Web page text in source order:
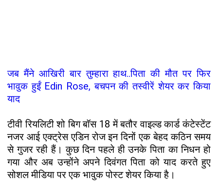
जब मैंने आखिरी बार तुम्हारा हाथ..पिता की मौत पर फिर
भावुक हुईं Edin Rose, बचपन की तस्वीरें शेयर कर किया
याद
टीवी रियलिटी शो बिग बॉस 18 में बतौर वाइल्ड कार्ड कंटेस्टेंट
नजर आई एक्ट्रेस एडिन रोज इन दिनों एक बेहद कठिन समय
से गुजर रही हैं। कुछ दिन पहले ही उनके पिता का निधन हो
गया और अब उन्होंने अपने दिवंगत पिता को याद करते हुए
सोशल मीडिया पर एक भावुक पोस्ट शेयर किया है।